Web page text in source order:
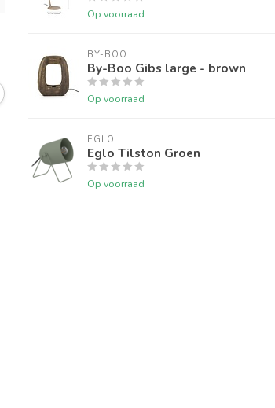
Op voorraad
BY-BOO
By-Boo Gibs large - brown
Op voorraad
EGLO
Eglo Tilston Groen
Op voorraad